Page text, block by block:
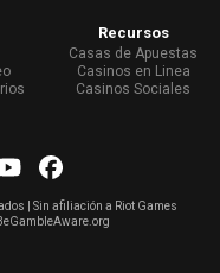
Recursos
Casas de Apuestas
Casinos en Linea
Casinos Sociales
| Sin afiliación a Riot Games